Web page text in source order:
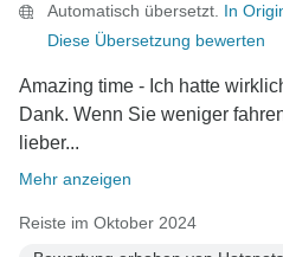
Automatisch übersetzt. In
Diese Übersetzung bewerten
Amazing time - Ich hatte
Dank. Wenn Sie weniger
lieber...
Mehr anzeigen
Reiste im Oktober 2024